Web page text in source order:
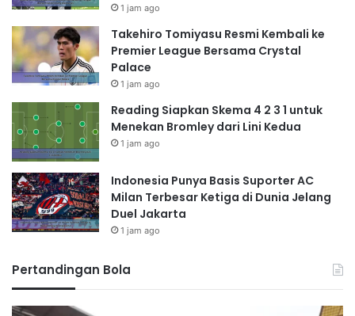
1 jam ago
Takehiro Tomiyasu Resmi Kembali ke
Premier League Bersama Crystal
Palace
1 jam ago
Reading Siapkan Skema 4 2 3 1 untuk
Menekan Bromley dari Lini Kedua
1 jam ago
Indonesia Punya Basis Suporter AC
Milan Terbesar Ketiga di Dunia Jelang
Duel Jakarta
1 jam ago
Pertandingan Bola